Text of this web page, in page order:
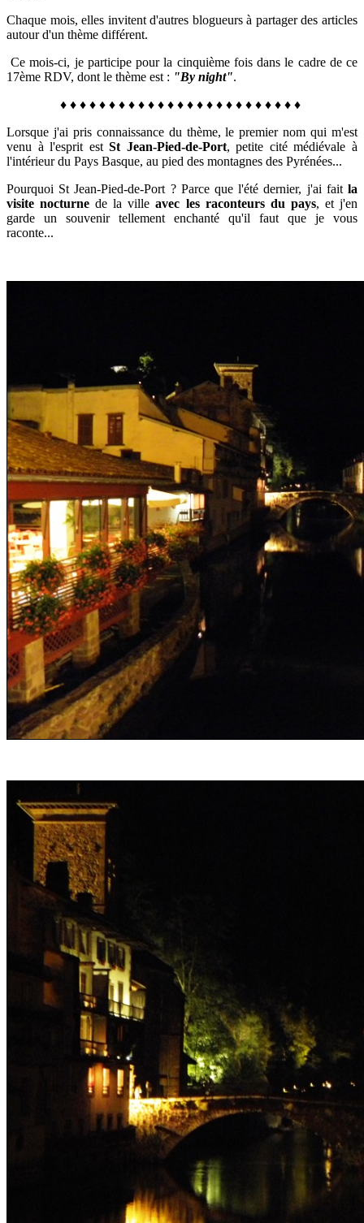
Chaque mois, elles invitent d'autres blogueurs à partager des articles
autour d'un thème différent.
Ce mois-ci, je participe pour la cinquième fois dans le cadre de ce
17ème RDV, dont le thème est : "By night".
♦ ♦ ♦ ♦ ♦ ♦ ♦ ♦ ♦ ♦ ♦ ♦ ♦ ♦ ♦ ♦ ♦ ♦ ♦ ♦ ♦ ♦ ♦ ♦ ♦
Lorsque j'ai pris connaissance du thème, le premier nom qui m'est
venu à l'esprit estSt Jean-Pied-de-Port, petite cité médiévale à
l'intérieur du Pays Basque, au pied des montagnes des Pyrénées...
Pourquoi St Jean-Pied-de-Port ? Parce que l'été dernier, j'ai fait la
visite nocturne de la villeavec les raconteurs du pays, et j'en
garde un souvenir tellement enchanté qu'il faut que je vous
raconte...